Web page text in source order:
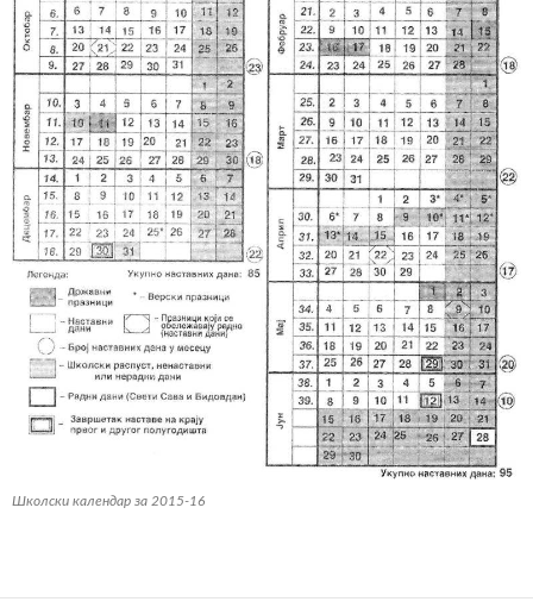
Школски календар за 2015-16